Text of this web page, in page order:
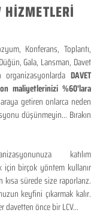
Konferans, Toplantı,
Gala, Lansman, Davet
DAVET
maliyetlerinizi %60'lara
getiren onlarca neden
düşünmeyin... Bırakın
katılım
için birçok yöntem kullanır
kısa sürede size raporlarız.
keyfini çıkarmak kalır.
önce bir LCV...